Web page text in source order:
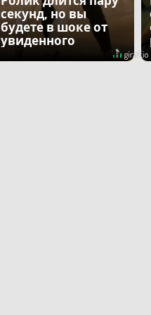
секунд, но вы
будете в шоке от
увиденного